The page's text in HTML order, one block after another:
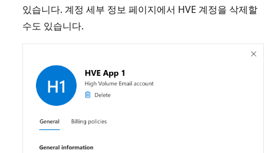
있습니다. 계정 세부 정보 페이지에서 HVE 계정을 삭제할
수도 있습니다.